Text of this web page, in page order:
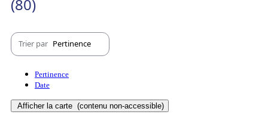
(80)
Trier par Pertinence
Pertinence
Date
Afficher la carte (contenu non-accessible)